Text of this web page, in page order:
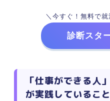
＼今すぐ！無料で
診断スタ
「仕事ができる人
が実践しているこ